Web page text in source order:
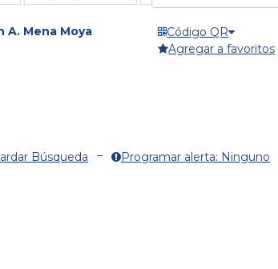
A. Mena Moya
Código QR
Agregar a favoritos
Búsqueda Programar alerta: Ninguno